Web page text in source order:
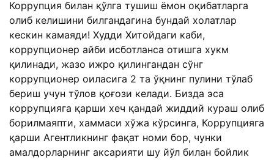
Коррупция билан қўлга тушиш ёмон оқибатларга
олиб келишини билгандагина бундай холатлар
кескин камаяди! Худди Хитойдаги каби,
коррупционер айби исботланса отишга хукм
қилинади, жазо ижро қилингандан сўнг
коррупционер оиласига 2 та ўқнинг пулини тўлаб
бериш учун тўлов қоғози келади. Бизда эса
коррупцияга қарши хеч қандай жиддий кураш олиб
борилмаяпти, хаммаси хўжа кўрсинга, Коррупцияга
қарши Агентликнинг фақат номи бор, чунки
амалдорларнинг аксарияти шу йўл билан бойлик